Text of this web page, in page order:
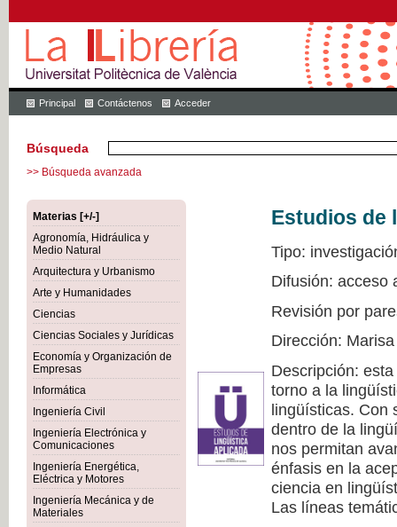
Principal Contáctenos Acceder
Búsqueda
>> Búsqueda avanzada
Materias [+/-]
Agronomía, Hidráulica y
Medio Natural
Arquitectura y Urbanismo
Arte y Humanidades
Ciencias
Ciencias Sociales y Jurídicas
Economía y Organización de
Empresas
Informática
Ingeniería Civil
Ingeniería Electrónica y
Comunicaciones
Ingeniería Energética,
Eléctrica y Motores
Ingeniería Mecánica y de
Materiales
Estudios de
Tipo:
Difusión: acceso
Revisión por
Dirección:
Descripción:
torno a la
lingüísticas. Con
dentro de la
nos permitan
énfasis en la
ciencia en
Las líneas